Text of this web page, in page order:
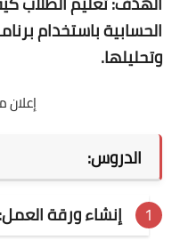
الحسابية باستخدام
وتحليلها.
الدروس:
إنشاء ورقة